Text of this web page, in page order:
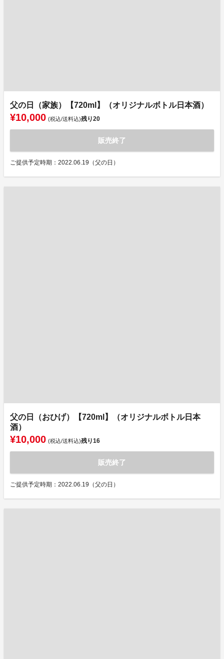
父の日（家族）【720ml】（オリジナルボトル日本酒）
¥10,000 (税込/送料込)残り20
販売終了
ご提供予定時期：2022.06.19（父の日）
父の日（おひげ）【720ml】（オリジナルボトル日本
酒）
¥10,000 (税込/送料込)残り16
販売終了
ご提供予定時期：2022.06.19（父の日）